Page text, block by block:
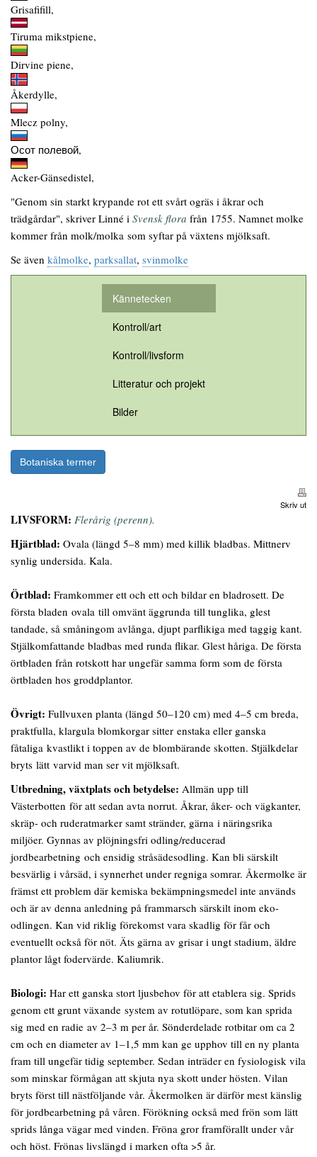
Grisafifill,
Tiruma mikstpiene,
Dirvine piene,
Åkerdylle,
Mlecz polny,
Осот полевой,
Acker-Gänsedistel,
"Genom sin starkt krypande rot ett svårt ogräs i åkrar och
trädgårdar", skriver Linné i Svensk flora från 1755. Namnet molke
kommer från molk/molka som syftar på växtens mjölksaft.
Se även kålmolke, parksallat, svinmolke
Kännetecken
Kontroll/art
Kontroll/livsform
Litteratur och projekt
Bilder
Botaniska termer
Skriv ut
LIVSFORM: Flerårig (perenn).
Hjärtblad: Ovala (längd 5–8 mm) med killik bladbas. Mittnerv
synlig undersida. Kala.
Örtblad: Framkommer ett och ett och bildar en bladrosett. De
första bladen ovala till omvänt äggrunda till tunglika, glest
tandade, så småningom avlånga, djupt parflikiga med taggig kant.
Stjälkomfattande bladbas med runda flikar. Glest håriga. De första
örtbladen från rotskott har ungefär samma form som de första
örtbladen hos groddplantor.
Övrigt: Fullvuxen planta (längd 50–120 cm) med 4–5 cm breda,
praktfulla, klargula blomkorgar sitter enstaka eller ganska
fåtaliga kvastlikt i toppen av de blombärande skotten. Stjälkdelar
bryts lätt varvid man ser vit mjölksaft.
Utbredning, växtplats och betydelse: Allmän upp till
Västerbotten för att sedan avta norrut. Åkrar, åker- och vägkanter,
skräp- och ruderatmarker samt stränder, gärna i näringsrika
miljöer. Gynnas av plöjningsfri odling/reducerad
jordbearbetning och ensidig stråsädesodling. Kan bli särskilt
besvärlig i vårsäd, i synnerhet under regniga somrar. Åkermolke är
främst ett problem där kemiska bekämpningsmedel inte används
och är av denna anledning på frammarsch särskilt inom eko-
odlingen. Kan vid riklig förekomst vara skadlig för får och
eventuellt också för nöt. Äts gärna av grisar i ungt stadium, äldre
plantor lågt fodervärde. Kaliumrik.
Biologi: Har ett ganska stort ljusbehov för att etablera sig. Sprids
genom ett grunt växande system av rotutlöpare, som kan sprida
sig med en radie av 2–3 m per år. Sönderdelade rotbitar om ca 2
cm och en diameter av 1–1,5 mm kan ge upphov till en ny planta
fram till ungefär tidig september. Sedan inträder en fysiologisk vila
som minskar förmågan att skjuta nya skott under hösten. Vilan
bryts först till nästföljande vår. Åkermolken är därför mest känslig
för jordbearbetning på våren. Förökning också med frön som lätt
sprids långa vägar med vinden. Fröna gror framförallt under vår
och höst. Frönas livslängd i marken ofta >5 år.